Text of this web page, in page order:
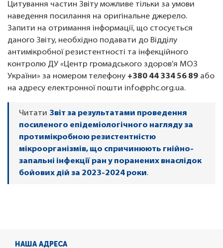
Цитування частин Звіту можливе тільки за умови
наведення посилання на оригінальне джерело.
Запити на отримання інформації, що стосується
даного Звіту, необхідно подавати до Відділу
антимікробної резистентності та інфекційного
контролю ДУ «Центр громадського здоров’я МОЗ
України» за номером телефону +380 44 334 56 89 або
на адресу електронної пошти info@phc.org.ua.
Читати Звіт за результатами проведення
посиленого епідеміологічного нагляду за
протимікробною резистентністю
мікроорганізмів, що спричинюють гнійно-
запальні інфекції ран у поранених внаслідок
бойових дій за 2023-2024 роки.
НАША АДРЕСА